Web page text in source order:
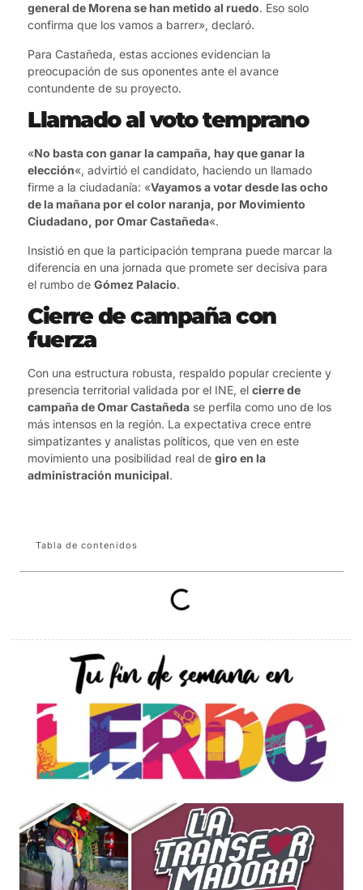
general de Morena se han metido al ruedo. Eso solo
confirma que los vamos a barrer», declaró.
Para Castañeda, estas acciones evidencian la
preocupación de sus oponentes ante el avance
contundente de su proyecto.
Llamado al voto temprano
«No basta con ganar la campaña, hay que ganar la
elección«, advirtió el candidato, haciendo un llamado
firme a la ciudadanía: «Vayamos a votar desde las ocho
de la mañana por el color naranja, por Movimiento
Ciudadano, por Omar Castañeda«.
Insistió en que la participación temprana puede marcar la
diferencia en una jornada que promete ser decisiva para
el rumbo de Gómez Palacio.
Cierre de campaña con
fuerza
Con una estructura robusta, respaldo popular creciente y
presencia territorial validada por el INE, el cierre de
campaña de Omar Castañeda se perfila como uno de los
más intensos en la región. La expectativa crece entre
simpatizantes y analistas políticos, que ven en este
movimiento una posibilidad real de giro en la
administración municipal.
Tabla de contenidos